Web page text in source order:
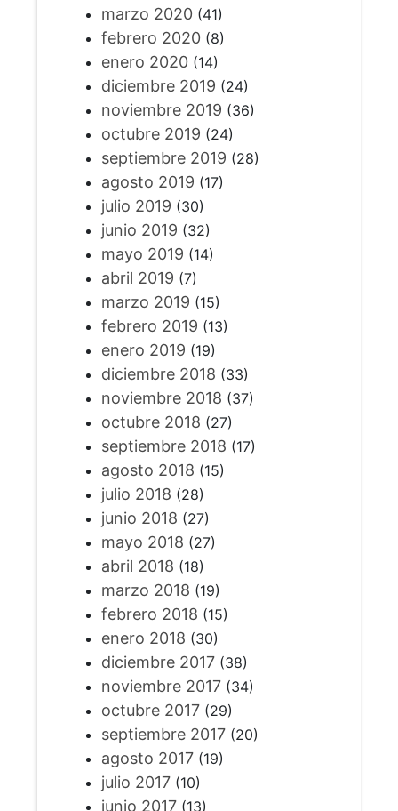
marzo 2020(41)
febrero 2020(8)
enero 2020(14)
diciembre 2019 (24)
noviembre 2019 (36)
octubre 2019 (24)
septiembre 2019 (28)
agosto 2019 (17)
julio 2019 (30)
junio 2019 (32)
mayo 2019 (14)
abril 2019 (7)
marzo 2019 (15)
febrero 2019 (13)
enero 2019 (19)
diciembre 2018 (33)
noviembre 2018 (37)
octubre 2018 (27)
septiembre 2018 (17)
agosto 2018 (15)
julio 2018 (28)
junio 2018 (27)
mayo 2018 (27)
abril 2018 (18)
marzo 2018 (19)
febrero 2018 (15)
enero 2018 (30)
diciembre 2017(38)
noviembre 2017(34)
octubre 2017(29)
septiembre 2017(20)
agosto 2017(19)
julio 2017(10)
junio 2017(13)